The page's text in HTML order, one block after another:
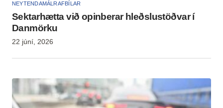
NEYTENDAMÁL RAFBÍLAR
Sektarhætta við opinberar hleðslustöðvar í
Danmörku
22 júní, 2026